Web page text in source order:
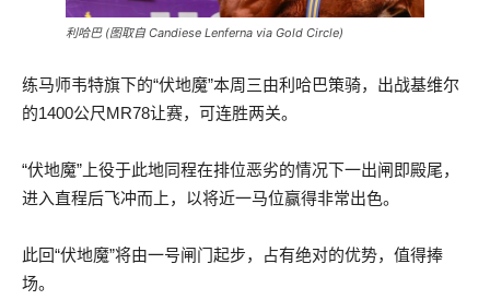
利哈巴 (图取自 Candiese Lenferna via Gold Circle)
练马师韦特旗下的“伏地魔”本周三由利哈巴策骑，出战基维尔
的1400公尺MR78让赛，可连胜两关。
“伏地魔”上役于此地同程在排位恶劣的情况下一出闸即殿尾，
进入直程后飞冲而上，以将近一马位赢得非常出色。
此回“伏地魔”将由一号闸门起步，占有绝对的优势，值得捧
场。